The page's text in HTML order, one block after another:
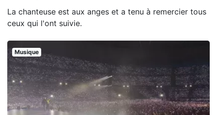
La chanteuse est aux anges et a tenu à remercier tous
ceux qui l'ont suivie.
Musique